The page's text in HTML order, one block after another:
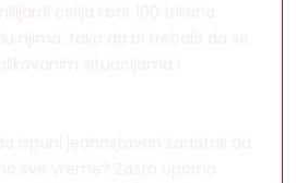
ćelija i bar 100 triliona
njima, tako da bi trebalo da se
situacijama i
ispuni jednostavan zadatak da
sve vreme? Zašto uporno